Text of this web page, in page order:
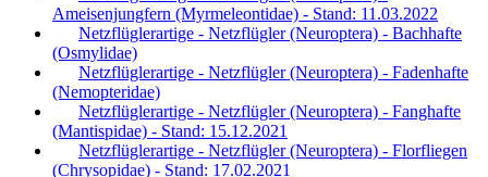
Ameisenjungfern (Myrmeleontidae) - Stand: 11.03.2022
Netzflüglerartige - Netzflügler (Neuroptera) - Bachhafte
(Osmylidae)
Netzflüglerartige - Netzflügler (Neuroptera) - Fadenhafte
(Nemopteridae)
Netzflüglerartige - Netzflügler (Neuroptera) - Fanghafte
(Mantispidae) - Stand: 15.12.2021
Netzflüglerartige - Netzflügler (Neuroptera) - Florfliegen
(Chrysopidae) - Stand: 17.02.2021